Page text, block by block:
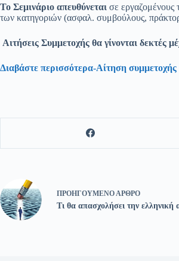
Το Σεμινάριο απευθύνεται σε εργαζομένους
των κατηγοριών (ασφαλ. συμβούλους,
Αιτήσεις Συμμετοχής θα γίνονται δεκτές
Διαβάστε περισσότερα-Αίτηση συμμετοχής
ΠΡΟΗΓΟΎΜΕΝΟΆΡΘΡΟ
Τι θα απασχολήσει την